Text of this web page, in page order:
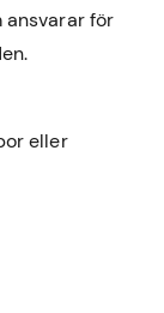
ansvarar för
eller